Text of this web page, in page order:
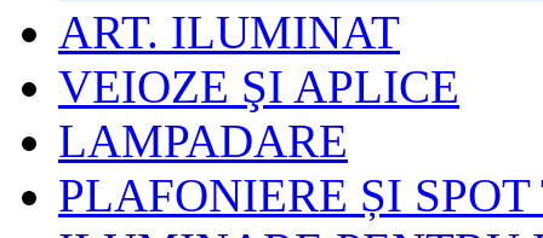
ART. ILUMINAT
VEIOZE ŞI APLICE
LAMPADARE
PLAFONIERE ȘI SPOT